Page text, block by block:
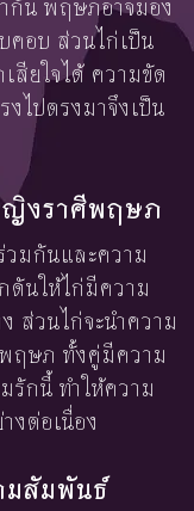
กัน พฤษภอาจมอง
คอบ ส่วนไก่เป็น
สียใจได้ ความขัด
ไปตรงมาจึงเป็น
ญิงราศีพฤษภ
วมกันและความ
นให้ไก่มีความ
ส่วนไก่จะนำความ
ฤษภ ทั้งคู่มีความ
รักนี้ ทำให้ความ
งต่อเนื่อง
สัมพันธ์